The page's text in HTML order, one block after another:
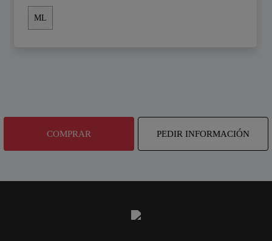
ML
COMPRAR PEDIR INFORMACIÓN